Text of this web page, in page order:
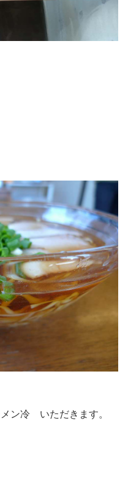
ン冷 いただきます。